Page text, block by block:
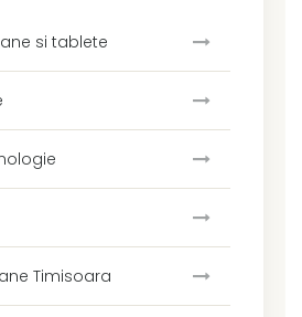
si tablete
Timisoara